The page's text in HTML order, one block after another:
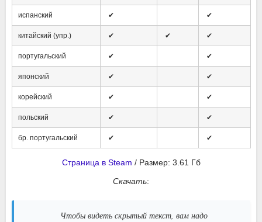
испанский ✔ ✔
китайский (упр.) ✔ ✔ ✔
португальский ✔ ✔
японский ✔ ✔
корейский ✔ ✔
польский ✔ ✔
бр. португальский ✔ ✔
Страница в Steam / Размер: 3.61 Гб
Скачать:
Чтобы видеть скрытый текст, вам надо